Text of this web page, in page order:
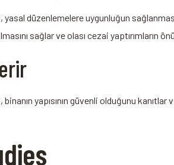
düzenlemelere uygunluğun
⁤sağlar ve⁢ olası ‍cezai⁤ yaptırımların
yapısının güvenli‌ olduğunu